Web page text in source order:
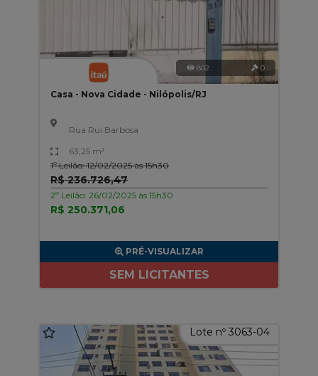
802 0
Casa - Nova Cidade - Nilópolis/RJ
Rua Rui Barbosa
63,25 m²
1º Leilão: 12/02/2025 às 15h30
R$ 236.726,47
2º Leilão: 26/02/2025 às 15h30
R$ 250.371,06
PRÉ-VISUALIZAR
SEM LICITANTES
Lote nº 3063-04